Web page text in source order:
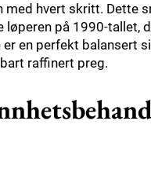
hvert skritt. Dette
på 1990-tallet,
en perfekt balansert
raffinert preg.